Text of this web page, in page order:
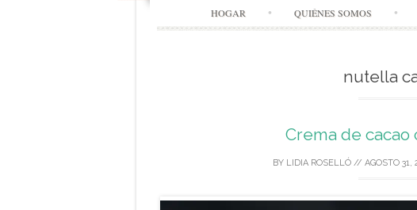
HOGAR QUIÉNES SOMOS
nutella
Crema de
BY LIDIA ROSELLÓ// AGOSTO 31,